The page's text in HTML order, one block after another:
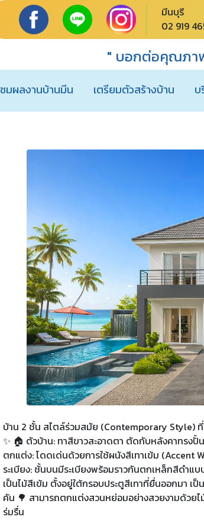
มีนบุรี
02 919
" บอกต่อคุณภา
ชมผลงานบ้านมีน เตรียมตัวสร้างบ้าน บ
บ้าน 2 ชั้น สไตล์ร่วมสมัย (Contemporary Style)
✨ 🏠 ตัวบ้าน: ทาสีขาวสะอาดตา ตัดกับหลังคาทรงปั้
ตกแต่ง: โดดเด่นด้วยการใช้ผนังสีเทาเข้ม
ระเบียง: ชั้นบนมีระเบียงพร้อมราวกันตกเหล็กสีดำแ
เป็นไม้สีเข้ม ตั้งอยู่ใต้กรอบประตูสีเทาที่ยื่นออกมา
คัน 🌳 สามารถตกแต่งสวนหย่อมอย่างสวยงามด้วย
ร่มรื่น